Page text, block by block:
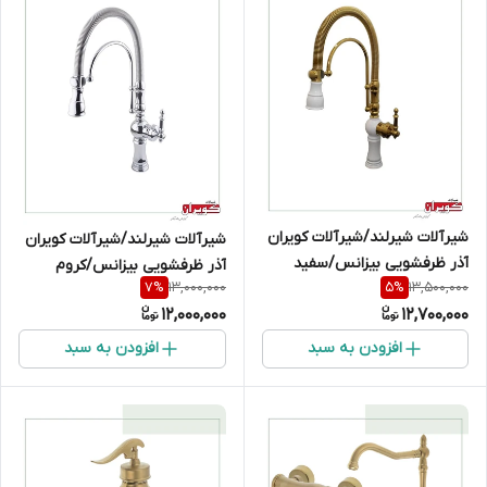
شیرآلات شیرلند/شیرآلات کویران
آذر ظرفشویی بیزانس/سفید
طلایی
13,500,000
5%
12,700,000
افزودن به سبد
شیرآلات شیرلند/شیرآلات کویران
آذر ظرفشویی بیزانس/کروم
13,000,000
7%
12,000,000
افزودن به سبد